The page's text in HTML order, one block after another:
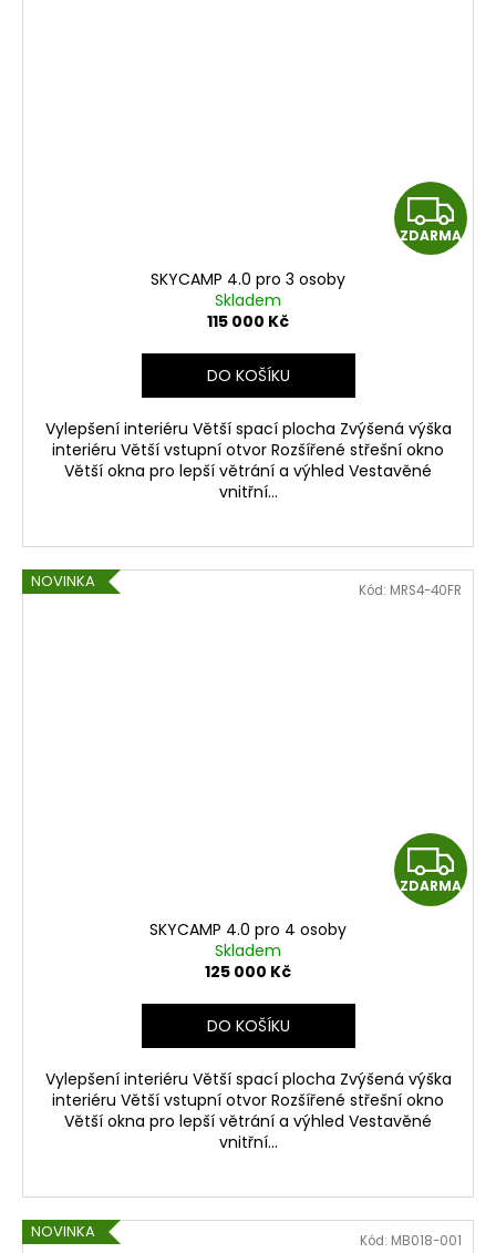
Z
D
ZDARMA
SKYCAMP 4.0 pro 3 osoby
Skladem
115 000 Kč
DO KOŠÍKU
Vylepšení interiéru Větší spací plocha Zvýšená výška
interiéru Větší vstupní otvor Rozšířené střešní okno
Větší okna pro lepší větrání a výhled Vestavěné
vnitřní...
NOVINKA
Z
D
ZDARMA
SKYCAMP 4.0 pro 4 osoby
Skladem
125 000 Kč
DO KOŠÍKU
Vylepšení interiéru Větší spací plocha Zvýšená výška
interiéru Větší vstupní otvor Rozšířené střešní okno
Větší okna pro lepší větrání a výhled Vestavěné
vnitřní...
Kód: MRS4-40FR
NOVINKA Kód: MB018-001